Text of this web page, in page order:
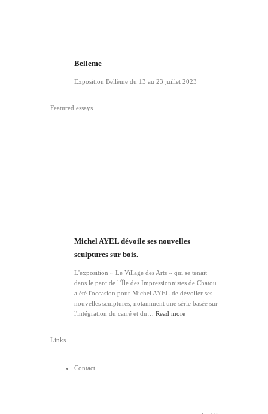
Belleme
Exposition Bellème du 13 au 23 juillet 2023
Featured essays
Michel AYEL dévoile ses nouvelles
sculptures sur bois.
L'exposition « Le Village des Arts » qui se tenait
dans le parc de l’Île des Impressionnistes de Chatou
a été l'occasion pour Michel AYEL de dévoiler ses
nouvelles sculptures, notamment une série basée sur
l'intégration du carré et du… Read more
Links
Contact